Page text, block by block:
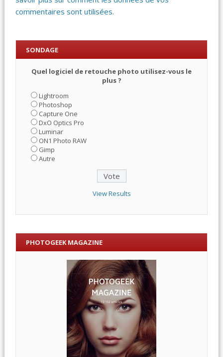
commentaires sont utilisées.
SONDAGE
Quel logiciel de retouche photo utilisez-vous le
plus ?
Lightroom
Photoshop
Capture One
DxO Optics Pro
Luminar
ON1 Photo RAW
Gimp
Autre
View Results
PHOTOGEEK MAGAZINE